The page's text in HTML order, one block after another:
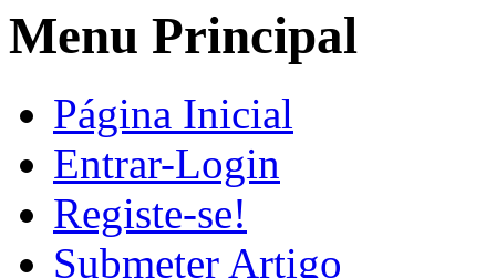
Menu Principal
Página Inicial
Entrar-Login
Registe-se!
Submeter Artigo